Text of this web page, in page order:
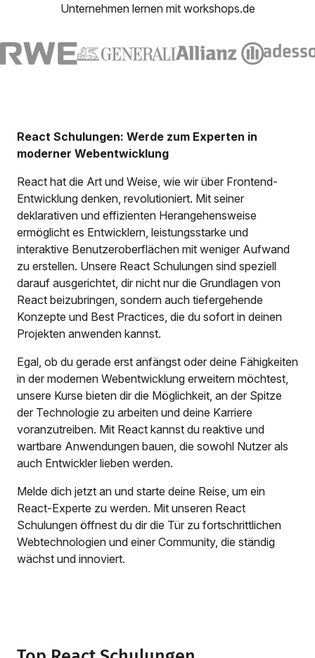
Unternehmen lernen mit workshops.de
React Schulungen: Werde zum Experten in
moderner Webentwicklung
React hat die Art und Weise, wie wir über Frontend-
Entwicklung denken, revolutioniert. Mit seiner
deklarativen und effizienten Herangehensweise
ermöglicht es Entwicklern, leistungsstarke und
interaktive Benutzeroberflächen mit weniger Aufwand
zu erstellen. Unsere React Schulungen sind speziell
darauf ausgerichtet, dir nicht nur die Grundlagen von
React beizubringen, sondern auch tiefergehende
Konzepte und Best Practices, die du sofort in deinen
Projekten anwenden kannst.
Egal, ob du gerade erst anfängst oder deine Fähigkeiten
in der modernen Webentwicklung erweitern möchtest,
unsere Kurse bieten dir die Möglichkeit, an der Spitze
der Technologie zu arbeiten und deine Karriere
voranzutreiben. Mit React kannst du reaktive und
wartbare Anwendungen bauen, die sowohl Nutzer als
auch Entwickler lieben werden.
Melde dich jetzt an und starte deine Reise, um ein
React-Experte zu werden. Mit unseren React
Schulungen öffnest du dir die Tür zu fortschrittlichen
Webtechnologien und einer Community, die ständig
wächst und innoviert.